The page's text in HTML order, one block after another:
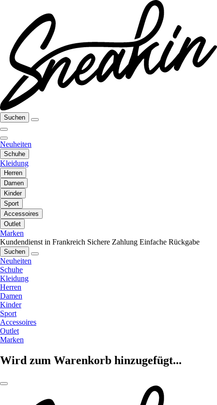
Suchen
Neuheiten
Schuhe
Kleidung
Herren
Damen
Kinder
Sport
Accessoires
Outlet
Marken
Kundendienst in Frankreich Sichere Zahlung Einfache Rückgabe
Suchen
Neuheiten
Schuhe
Kleidung
Herren
Damen
Kinder
Sport
Accessoires
Outlet
Marken
Wird zum Warenkorb hinzugefügt...